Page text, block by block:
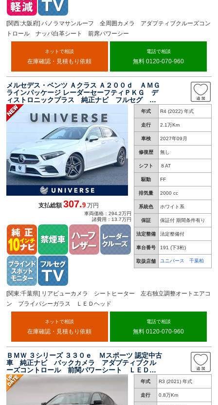
[関西:大阪府] パノラマサンルーフ 全周囲カメラ アダプティブクルーズコン
トロール ナッパ白革シート 前席パワーシー
ネットで相談
在庫確認・見積もり依頼
電話で相談
無料 0120-070-960
メルセデス・ベンツ Ａクラス Ａ２００ｄ ＡＭＧ
ラインパッケージ レーダーセーフティＰＫＧ デ
ィストロニックプラス 純正ナビ フルセグ リ
アビューカメラ シートヒーター 左右独立調整
オートエアコン プライバシーガラス ＬＥＤヘ
ッド 純正１８インチＡＷ ＥＴＣ 禁煙車
年式 R4 (2022) 年式
走行 2.1万Km
車検 2027年09月
修復歴 無し
シフト ８AT
駆動 FF
排気量 2000 cc
系統色 ホワイト系
保証 保証付 期間条件有り
法定整備 法定整備付
車台番号 191 (下3桁)
取扱店舗 ユニバース 千葉柏
支払総額307.9 万円
車両価格：294.2万円
諸費用：13.7万円
[関東:千葉県] リアビューカメラ シートヒーター 左右独立調整オートエアコ
ン プライバシーガラス ＬＥＤヘッド
ネットで相談
在庫確認・見積もり依頼
電話で相談
無料 0120-070-960
ＢＭＷ ３シリーズ ３３０ｅ Ｍスポーツ 認定中古
車 純正ナビ バックカメラ アダプティブクル
ーズコントロール 前関パワーシート ＬＥＤ
ＥＴＣ コンフォートアクセス ワイアレス充
電 トップビューカメラ
年式 R3 (2021) 年式
走行 0.8万Km